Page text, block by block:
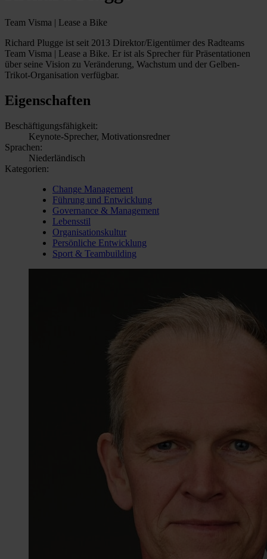
Team Visma | Lease a Bike
Richard Plugge ist seit 2013 Direktor/Eigentümer des Radteams
Team Visma | Lease a Bike. Er ist als Sprecher für Präsentationen
über seine Vision zu Veränderung, Wachstum und der Gelben-
Trikot-Organisation verfügbar.
Eigenschaften
Beschäftigungsfähigkeit:
Keynote-Sprecher, Motivationsredner
Sprachen:
Niederländisch
Kategorien:
Change Management
Führung und Entwicklung
Governance & Management
Lebensstil
Organisationskultur
Persönliche Entwicklung
Sport & Teambuilding